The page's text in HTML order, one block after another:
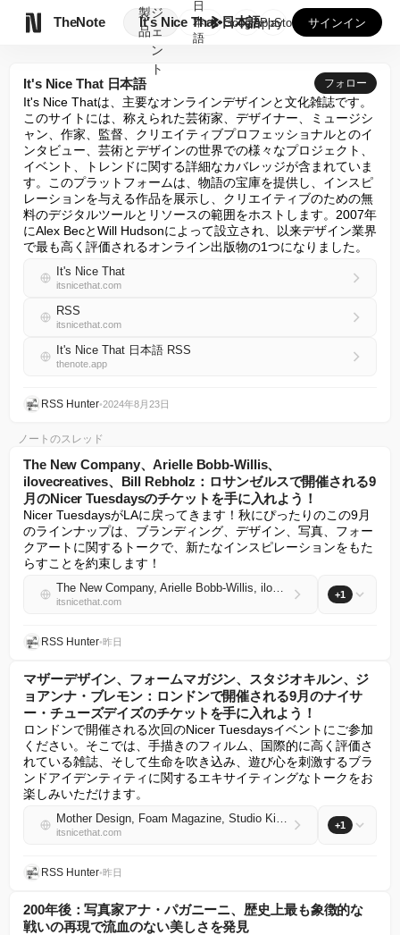
TheNote
製
品
ジ
ェ
ン
ト
It's Nice That 日本語
日
本
語
GooglePlay
AppStore サインイン
It's Nice That 日本語 フォロー
It's Nice Thatは、主要なオンラインデザインと文化雑誌です。
このサイトには、称えられた芸術家、デザイナー、ミュージシ
ャン、作家、監督、クリエイティブプロフェッショナルとのイ
ンタビュー、芸術とデザインの世界での様々なプロジェクト、
イベント、トレンドに関する詳細なカバレッジが含まれていま
す。このプラットフォームは、物語の宝庫を提供し、インスピ
レーションを与える作品を展示し、クリエイティブのための無
料のデジタルツールとリソースの範囲をホストします。2007年
にAlex BecとWill Hudsonによって設立され、以来デザイン業界
で最も高く評価されるオンライン出版物の1つになりました。
It's Nice That
itsnicethat.com
RSS
itsnicethat.com
It's Nice That 日本語 RSS
thenote.app
RSS Hunter•2024年8月23日
ノートのスレッド
The New Company、Arielle Bobb-Willis、
ilovecreatives、Bill Rebholz：ロサンゼルスで開催される9
月のNicer Tuesdaysのチケットを手に入れよう！
Nicer TuesdaysがLAに戻ってきます！秋にぴったりのこの9月
のラインナップは、ブランディング、デザイン、写真、フォー
クアートに関するトークで、新たなインスピレーションをもた
らすことを約束します！
The New Company, Arielle Bobb-Willis, ilovecreatives, Bill Rebholz: Grab your tickets for September’s Nicer Tuesdays in LA!
itsnicethat.com
+1
RSS Hunter•昨日
マザーデザイン、フォームマガジン、スタジオキルン、ジ
ョアンナ・ブレモン：ロンドンで開催される9月のナイサ
ー・チューズデイズのチケットを手に入れよう！
ロンドンで開催される次回のNicer Tuesdaysイベントにご参加
ください。そこでは、手描きのフィルム、国際的に高く評価さ
れている雑誌、そして生命を吹き込み、遊び心を刺激するブラ
ンドアイデンティティに関するエキサイティングなトークをお
楽しみいただけます。
Mother Design, Foam Magazine, Studio Kiln, Joanna Blémont: Get tickets for September’s Nicer Tuesdays in London!
itsnicethat.com
+1
RSS Hunter•昨日
200年後：写真家アナ・パガニーニ、歴史上最も象徴的な
戦いの再現で流血のない美しさを発見